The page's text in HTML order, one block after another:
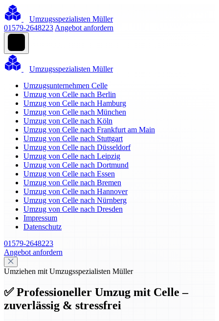
Umzugsspezialisten Müller
01579-2648223 Angebot anfordern
Umzugsspezialisten Müller
Umzugsunternehmen Celle
Umzug von Celle nach Berlin
Umzug von Celle nach Hamburg
Umzug von Celle nach München
Umzug von Celle nach Köln
Umzug von Celle nach Frankfurt am Main
Umzug von Celle nach Stuttgart
Umzug von Celle nach Düsseldorf
Umzug von Celle nach Leipzig
Umzug von Celle nach Dortmund
Umzug von Celle nach Essen
Umzug von Celle nach Bremen
Umzug von Celle nach Hannover
Umzug von Celle nach Nürnberg
Umzug von Celle nach Dresden
Impressum
Datenschutz
01579-2648223
Angebot anfordern
Umziehen mit Umzugsspezialisten Müller
✅ Professioneller Umzug mit Celle –
zuverlässig & stressfrei